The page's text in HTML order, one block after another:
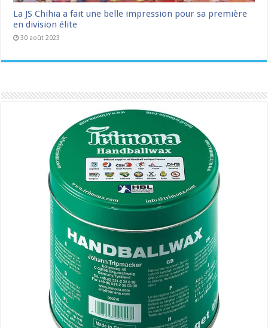
La JS Chihia a fait une belle impression pour sa première
en division élite
30 août 2023